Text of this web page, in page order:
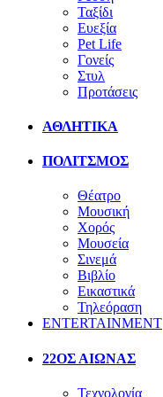
Ταξίδι
Ευεξία
Pet Life
Γονείς
Στυλ
Προτάσεις
ΑΘΛΗΤΙΚΑ
ΠΟΛΙΤΣΜΟΣ
Θέατρο
Μουσική
Χορός
Μουσεία
Σινεμά
Βιβλίο
Εικαστικά
Τηλεόραση
ENTERTAINMENT
22ΟΣ ΑΙΩΝΑΣ
Τεχνολογία